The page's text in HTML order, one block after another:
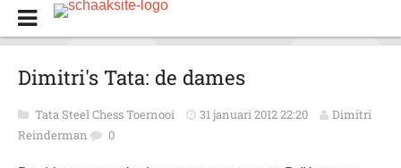
Dimitri's Tata: de dames
Tata Steel Chess Toernooi 31 januari 2012 22:20
Dimitri
Reinderman
0